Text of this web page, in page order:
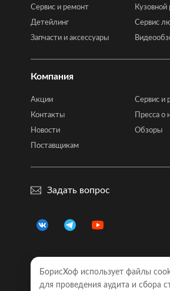
Сервис и ремонт
Кузовной
Детейлинг
Сервис
Запчасти и аксессуары
Компания
Акции
Сервис и
Контакты
Пресса о
Новости
Обзоры
Поставщикам
Задать вопрос
Правовая
информация
конфиденциальности
БорисХоф использует файлы
для проведения аудита и сбора